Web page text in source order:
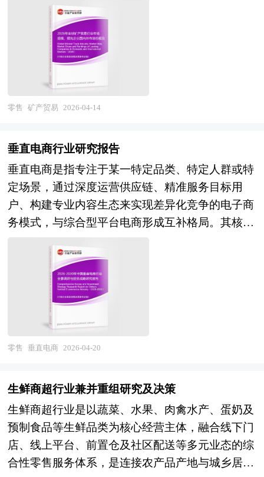
报告，以专业的研究方法帮助客户深入的了解冷链
物流行业，发现投资价值和投资机会，规避经营风
险，提高管理和运营能力。冷链物流行业报告是从
事冷链物流行业投资之前，对冷链物流行业各种相
关因素进行具体调查、研究、分析，评估项目可行
性、效果效益程度，提出建设性意见建议对策等，
内容，重在冷链物流行业本质及规律性认识的研
究。冷链物流行业研究报告持续提供高价值服务，
是企业了解各行业当前最新发展动向、把握市场机
会、做出正确投资和明确企业发展方向不可多得的
精品资料。 本研究咨询报告由中研普华咨询公司
领衔撰写，在大量周密的市场调研基础上，主要依
据了国家统计局、国家商务部、国家发改委、国务
院发展研究中心、中国冷链物流行业协会、中研普
华产业研究院、全国及海外多种相关报刊杂志以及
专业研究机构公布和提供的大量资料，对中国国家
“十四五”中后期国民经济和社会运行和成果进行分
析、产业链上下游行业发展状况、行业供需形势、
物流行业发展状况和特点，以及2026年“十五五”规
划期中国冷链物流行业将面临的挑战、行业的区域
发展状况与竞争格局。报告还对“十五五”时期全球
及中国冷链物流行业发展动向和趋势作了详细分析
和预测，并对冷链物流行业进行了趋向研判，是冷
领域涌现出一批标杆性智能仓项目，AGV/AMR出
货量、立体库建设规模均居世界前列。与此同时，
行业面临结构性分化与深层次挑战：在需求端，头
部企业智能仓建设进入成熟期，追求从自动化向智
能化的价值跃迁，而广大中小企业受制于投资回报
周期与技术门槛，智能化改造进程相对滞后，市场
呈现"高端引领、中端渗透、低端观望"的梯度特
土化服务方面形成优势，但在高速分拣、精密控
制、核心软件算法等高端领域仍面临国际竞争压
力，行业价格战与同质化竞争现象突出。此外，仓
储智能化与上游制造、下游配送的协同不足，数据
孤岛与标准缺失制约全链路优化，行业整体呈
展望未来，中国智能仓储行业将在产业升级深化与
数字技术成熟的双重驱动下迎来高质量发展新阶
段。"十五五"时期，智能制造与工业互联网全面推
进，工厂内物流与仓储系统的一体化集成需求激
增；即时零售、跨境电商、冷链物流等新业态爆发
式增长，对仓储的响应速度、柔性能力及温控精度
前景体现为三个维度的战略演进：在技术维度，AI
视觉识别、数字孪生、群体智能调度、柔性抓取等
前沿技术加速落地，仓储机器人从"单体智
能"向"群体协同"进化，人机协作模式成为主流，
绿色仓储技术（光伏屋顶、能量回收、低碳制冷）
及长期协议等。 从资源国层面来看，越来越多的
国家开始推行限制原矿出口的政策，致力于推动国
内下游加工产业发展，提升本国在矿产价值链中的
地位。这一趋势使得全球矿产供应结构发生显著变
化，原矿供应的收紧促使消费国不得不重新审视自
身的供应链布局。与此同时，主要消费国为保障关
双边或多边贸易协议等方式，构建更加稳定的供应
度绑定，动用外交、经济等多种手段，在全球范围
内布局关键矿产资源，试图打造由自身掌控的排他
性供应链，这无疑加剧了全球矿产贸易领域的竞争
与博弈。 全球绿色和数字转型的加速，也对矿产
贸易产生了深远影响。铜、锂等关键矿产的需求因
新能源、电子信息等产业的快速发展而激增，推动
其价格在2025年达到历史新高后，2026年供应短缺
风险依然凸显。这不仅促使相关矿产的贸易规模持
续扩大，也让各国更加重视对关键矿产资源的掌
控。此外，全球矿产品贸易利益在国家间的分配不
平衡问题依然存在，资源国与消费国之间围绕资源
究咨询报告由中研普华咨询公司领衔撰写，在大量
周密的市场调研基础上，主要依据了国家统计局、
国家商务部、国家发改委、国家经济信息中心、国
务院发展研究中心、全国商业信息中心、中国经济
景气监测中心、中国行业研究网、全国及海外多种
零售 矿产贸易 2026-04-14
垂直电商行业研究报告
垂直电商是指专注于某一特定品类、特定人群或特
定场景，通过深度运营供应链、精准服务目标用
户、构建专业内容生态来实现差异化竞争的电子商
务模式，与综合型平台电商形成互补格局。其核心
壁垒，通过专业化选品、深度内容种草、社群化用
户运营及定制化服务体验，满足消费者在特定领域
的品质升级与个性化需求。涵盖生鲜食品、母婴用
品、美妆个护、家居家装、医药健康、宠物消费、
潮流服饰、工业品采购等多元赛道，垂直电商是观
察中国消费分层、产业升级与数字商业创新的重要
迭代与价值重构的关键调整期。经过多年发展，行
再向用户资产深度运营的转型：部分早期垂直电商
因流量成本攀升、品类扩张失控或供应链短板而退
出市场，而扎根特定领域、建立核心壁垒的新型垂
直平台则展现出较强韧性。与此同时，综合电商平
零售 垂直电商 2026-04-20
生鲜商超行业兼并重组研究及决策
生鲜商超行业是以蔬菜、水果、肉禽水产、蛋奶及
预制食品等生鲜品类为核心经营主体，融合线下门
店、线上平台、前置仓及社区配送等多元业态的综
合性零售服务体系，是连接农产品产地与城乡居民